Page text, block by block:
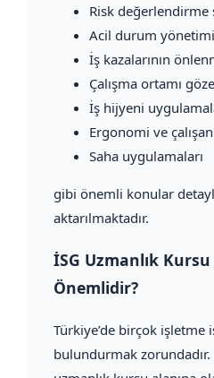
Risk değerlendirme
Acil durum yönetimi
İş kazalarının
Çalışma ortamı
İş hijyeni
Ergonomi ve
Saha uygulamaları
gibi önemli konular
aktarılmaktadır.
İSG Uzmanlık
Önemlidir?
Türkiye’de birçok işletme
bulundurmak